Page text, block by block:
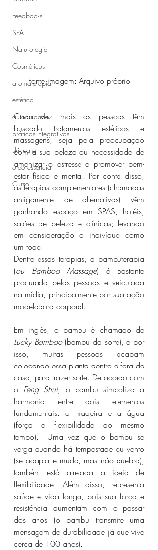
Feedbacks
SPA
Naturologia
Cosméticos
aromaterapia
estética
autocuidado
práticas integrativas
skincare
óleo essencial
Curso
Fonte imagem: Arquivo próprio
Cada vez mais as pessoas têm
buscado tratamentos estéticos e
massagens, seja pela preocupação
com a sua beleza ou necessidade de
amenizar o estresse e promover bem-
estar físico e mental. Por conta disso,
as terapias complementares (chamadas
antigamente de alternativas) vêm
ganhando espaço em SPAS, hotéis,
salões de beleza e clínicas; levando
em consideração o indivíduo como
um todo.
Dentre essas terapias, a bambuterapia
(ou Bamboo Massage) é bastante
procurada pelas pessoas e veiculada
na mídia, principalmente por sua ação
modeladora corporal.
Lucky Bamboo (bambu da sorte), e por
isso, muitas pessoas acabam
colocando essa planta dentro e fora de
casa, para trazer sorte. De acordo com
o Feng Shui, o bambu simboliza a
harmonia entre dois elementos
fundamentais: a madeira e a água
(força e flexibilidade ao mesmo
tempo).  Uma vez que o bambu se
verga quando há tempestade ou vento
(se adapta e muda, mas não quebra),
também está atrelada a ideia de
flexibilidade. Além disso, representa
saúde e vida longa, pois sua força e
resistência aumentam com o passar
dos anos (o bambu transmite uma
mensagem de durabilidade já que vive
cerca de 100 anos).